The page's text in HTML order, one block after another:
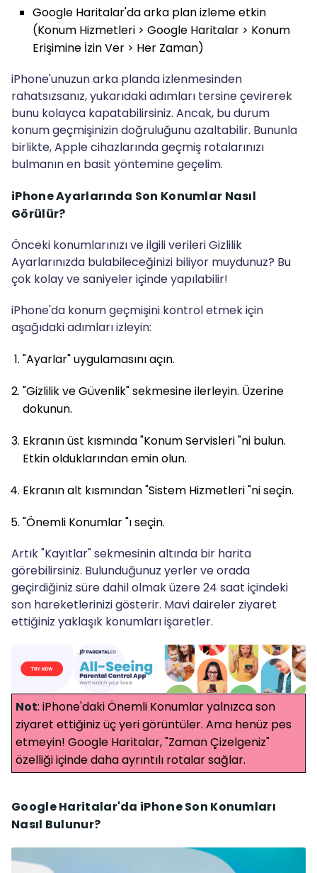
Google Haritalar'da arka plan izleme etkin
(Konum Hizmetleri > Google Haritalar > Konum
Erişimine İzin Ver > Her Zaman)
iPhone'unuzun arka planda izlenmesinden
rahatsızsanız, yukarıdaki adımları tersine çevirerek
bunu kolayca kapatabilirsiniz. Ancak, bu durum
konum geçmişinizin doğruluğunu azaltabilir. Bununla
birlikte, Apple cihazlarında geçmiş rotalarınızı
bulmanın en basit yöntemine geçelim.
iPhone Ayarlarında Son Konumlar Nasıl
Görülür?
Önceki konumlarınızı ve ilgili verileri Gizlilik
Ayarlarınızda bulabileceğinizi biliyor muydunuz? Bu
çok kolay ve saniyeler içinde yapılabilir!
iPhone'da konum geçmişini kontrol etmek için
aşağıdaki adımları izleyin:
"Ayarlar" uygulamasını açın.
"Gizlilik ve Güvenlik" sekmesine ilerleyin. Üzerine
dokunun.
Ekranın üst kısmında "Konum Servisleri "ni bulun.
Etkin olduklarından emin olun.
Ekranın alt kısmından "Sistem Hizmetleri "ni seçin.
"Önemli Konumlar "ı seçin.
Artık "Kayıtlar" sekmesinin altında bir harita
görebilirsiniz. Bulunduğunuz yerler ve orada
geçirdiğiniz süre dahil olmak üzere 24 saat içindeki
son hareketlerinizi gösterir. Mavi daireler ziyaret
ettiğiniz yaklaşık konumları işaretler.
Not: iPhone'daki Önemli Konumlar yalnızca son
ziyaret ettiğiniz üç yeri görüntüler. Ama henüz pes
etmeyin! Google Haritalar, "Zaman Çizelgeniz"
özelliği içinde daha ayrıntılı rotalar sağlar.
Google Haritalar'da iPhone Son Konumları
Nasıl Bulunur?